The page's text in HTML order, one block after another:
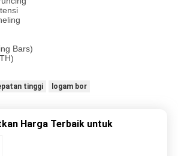
Bars)
tinggi logam bor
Harga Terbaik untuk